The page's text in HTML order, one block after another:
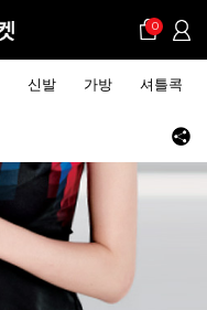
0
신발 가방 셔틀콕